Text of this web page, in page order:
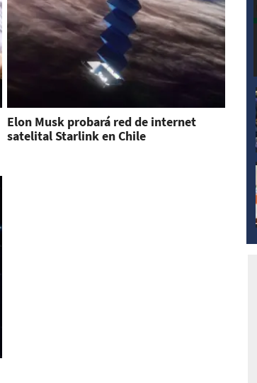
Elon Musk probará red de internet
satelital Starlink en Chile